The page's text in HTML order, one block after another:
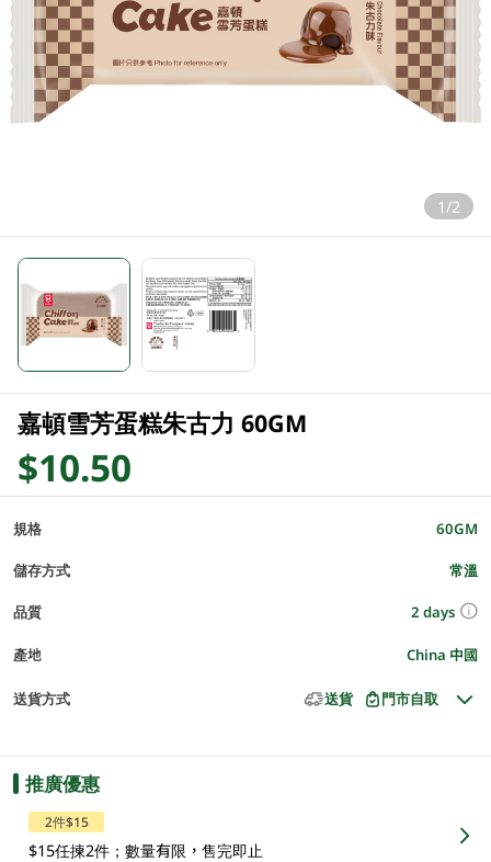
1/2
嘉頓雪芳蛋糕朱古力 60GM
$10.50
規格 60GM
儲存方式 常溫
品質 2 days
產地 China 中國
送貨方式 送貨 門市自取
推廣優惠
2件$15
$15任揀2件；數量有限，售完即止